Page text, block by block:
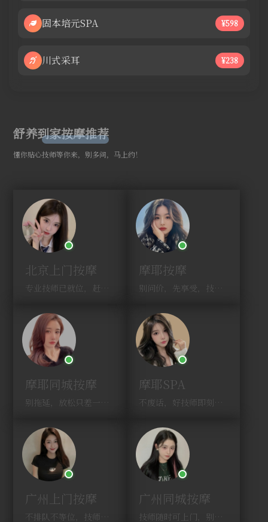
固本培元SPA ¥598
川式采耳 ¥238
舒养到家按摩推荐
懂你贴心技师等你来，别多问，马上约！
北京上门按摩
专业技师已就位，赶紧下单！
摩耶按摩
别问价，先享受，技师马上到！
摩耶同城按摩
别拖延，放松只差一次点击！
摩耶SPA
不废话，好技师即刻上门，约！
广州上门按摩
不排队不等位，技师直奔你家！
广州同城按摩
技师随时可上门，别啰嗦，赶紧约！